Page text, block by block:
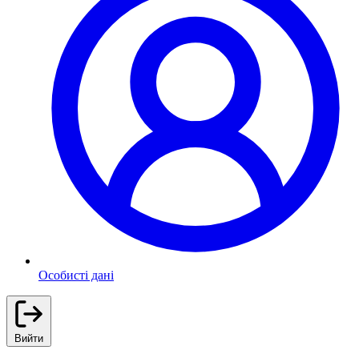
Особисті дані
Вийти